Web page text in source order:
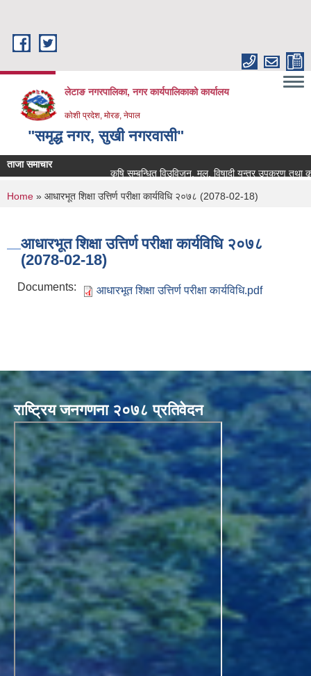
लेटाङ नगरपालिका, नगर कार्यपालिकाको कार्यालय
कोशी प्रदेश, मोरङ, नेपाल
"समृद्ध नगर, सुखी नगरवासी"
ताजा समाचार
कृषि सम्बन्धित विउविजन, मल, विषादी यन्त्र उपकरण तथा कृषि
You are here
Home » आधारभूत शिक्षा उत्तिर्ण परीक्षा कार्यविधि २०७८ (2078-02-18)
आधारभूत शिक्षा उत्तिर्ण परीक्षा कार्यविधि २०७८
(2078-02-18)
Documents: आधारभूत शिक्षा उत्तिर्ण परीक्षा कार्यविधि.pdf
राष्ट्रिय जनगणना २०७८ प्रतिवेदन